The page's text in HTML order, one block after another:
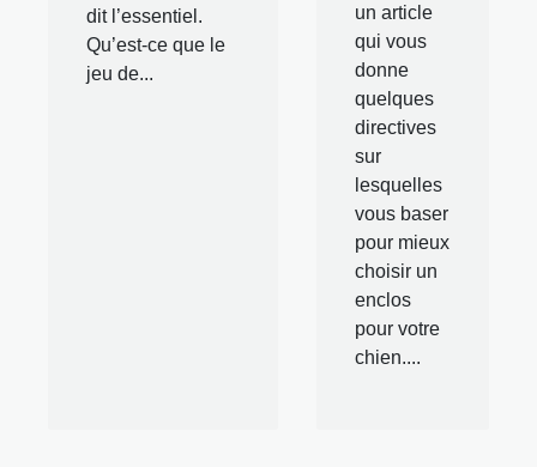
dit l’essentiel.
Qu’est-ce que le
jeu de...
un article
qui vous
donne
quelques
directives
sur
lesquelles
vous baser
pour mieux
choisir un
enclos
pour votre
chien....